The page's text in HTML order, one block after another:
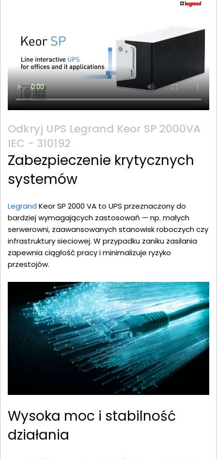
Odkryj UPS Legrand Keor SP 2000VA
IEC - 310192
Zabezpieczenie krytycznych
systemów
Legrand Keor SP 2000 VA to UPS przeznaczony do
bardziej wymagających zastosowań — np. małych
serwerowni, zaawansowanych stanowisk roboczych czy
infrastruktury sieciowej. W przypadku zaniku zasilania
zapewnia ciągłość pracy i minimalizuje ryzyko
przestojów.
Wysoka moc i stabilność
działania